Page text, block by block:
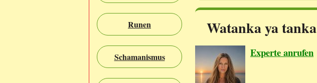
Runen
Schamanismus
Watanka ya tanka
Experte anrufen